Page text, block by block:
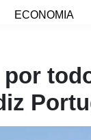
ECONOMIA